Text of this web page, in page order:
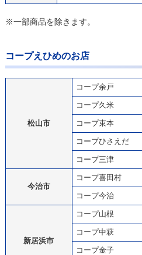
※一部商品を除きます。
コープえひめのお店
松山市
コープ余戸
コープ久米
コープ束本
コープひさえだ
コープ三津
今治市
コープ喜田村
コープ今治
新居浜市
コープ山根
コープ中萩
コープ金子